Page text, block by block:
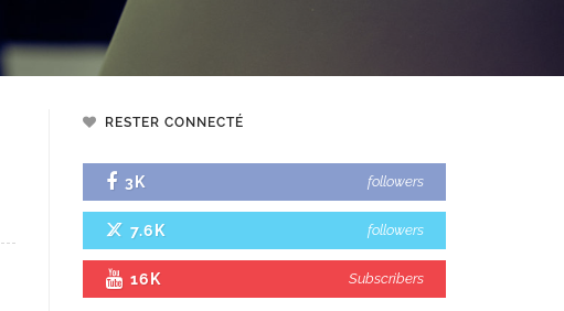
RESTER CONNECTÉ
3K followers
7.6K followers
16K Subscribers